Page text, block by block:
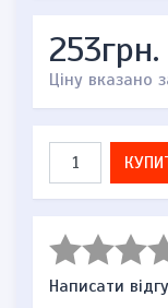
253грн.
Ціну вказано
Написати